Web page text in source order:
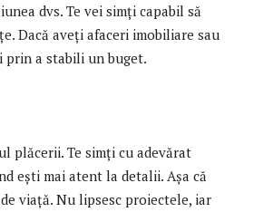
dvs. Te vei simți capabil să
Dacă aveți afaceri imobiliare sau
a stabili un buget.
plăcerii. Te simți cu adevărat
ești mai atent la detalii. Așa că
viață. Nu lipsesc proiectele, iar